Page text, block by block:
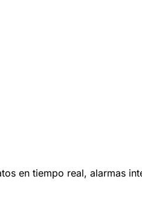
en tiempo real, alarmas